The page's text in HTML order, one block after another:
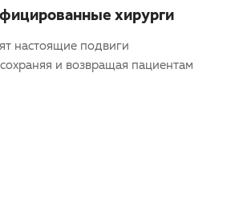
хирурги
настоящие подвиги
и возвращая пациентам